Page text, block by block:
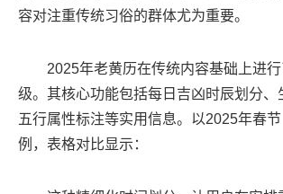
容对注重传统习俗的群体尤为重要。
2025年老黄历在传统内容基础上进
级。其核心功能包括每日吉凶时辰划分、
五行属性标注等实用信息。以2025年春
例，表格对比显示：